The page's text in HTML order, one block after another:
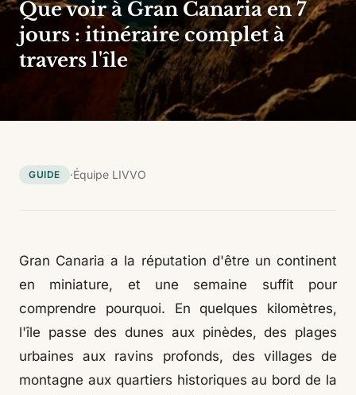
Que voir à Gran Canaria en 7
jours : itinéraire complet à
travers l'île
GUIDE ·Équipe LIVVO
Gran Canaria a la réputation d'être un continent
en miniature, et une semaine suffit pour
comprendre pourquoi. En quelques kilomètres,
l'île passe des dunes aux pinèdes, des plages
urbaines aux ravins profonds, des villages de
montagne aux quartiers historiques au bord de la